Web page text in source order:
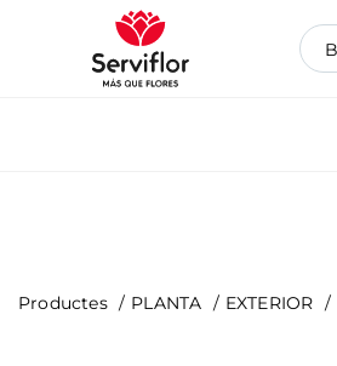
Productes PLANTA EXTERIOR